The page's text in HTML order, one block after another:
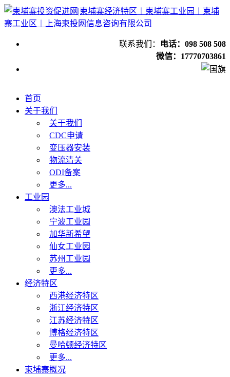
联系我们：
电话：098 508 508
微信：17770703861
首页
关于我们
关于我们
CDC申请
变压器安装
物流清关
ODI备案
更多...
工业园
澳法工业城
宁波工业园
加华新希望
仙女工业园
苏州工业园
更多...
经济特区
西港经济特区
浙江经济特区
江苏经济特区
博格经济特区
曼哈顿经济特区
更多...
柬埔寨概况